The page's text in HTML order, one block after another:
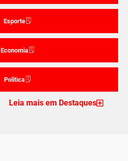
Esporte
Economia
Politica
Leia mais em Destaques